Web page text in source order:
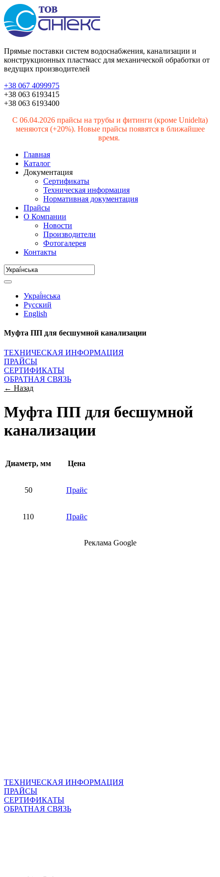
Прямые поставки систем водоснабжения, канализации и
конструкционных пластмасс для механической обработки от
ведущих производителей
+38 067 4099975
+38 063 6193415
+38 063 6193400
С 06.04.2026 прайсы на трубы и фитинги (кроме Unidelta)
меняются (+20%). Новые прайсы появятся в ближайшее
время.
Главная
Каталог
Документация
Сертификаты
Техническая информация
Нормативная документация
Прайсы
О Компании
Новости
Производители
Фотогалерея
Контакты
Украї́нська
Русский
English
Муфта ПП для бесшумной канализации
ТЕХНИЧЕСКАЯ ИНФОРМАЦИЯ
ПРАЙСЫ
СЕРТИФИКАТЫ
ОБРАТНАЯ СВЯЗЬ
← Назад
Муфта ПП для бесшумной
канализации
Диаметр, мм Цена
50 Прайс
110 Прайс
Реклама Google
ТЕХНИЧЕСКАЯ ИНФОРМАЦИЯ
ПРАЙСЫ
СЕРТИФИКАТЫ
ОБРАТНАЯ СВЯЗЬ